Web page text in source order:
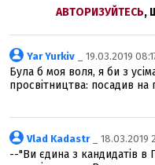
АВТОРИЗУЙТЕСЬ,
Yar Yurkiv _ 19.03.2019
Була б моя воля, я би з
просвітництва: посадив на
Vlad Kadastr_ 18.03.2019
--"Ви єдина з кандидатів в